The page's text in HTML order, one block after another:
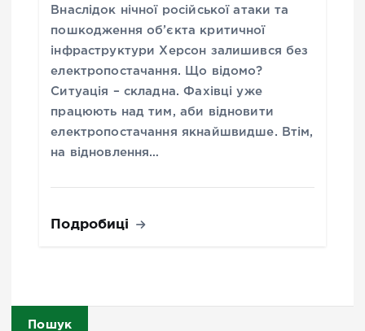
Внаслідок нічної російської атаки та
пошкодження об’єкта критичної
інфраструктури Херсон залишився без
електропостачання. Що відомо?
Ситуація – складна. Фахівці уже
працюють над тим, аби відновити
електропостачання якнайшвидше. Втім,
на відновлення…
Подробиці
Пошук